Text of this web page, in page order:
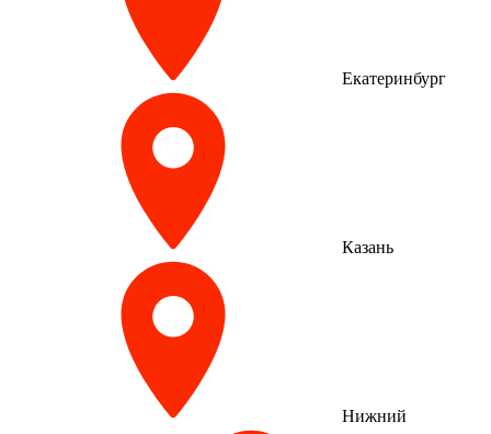
Екатеринбург
Казань
Нижний